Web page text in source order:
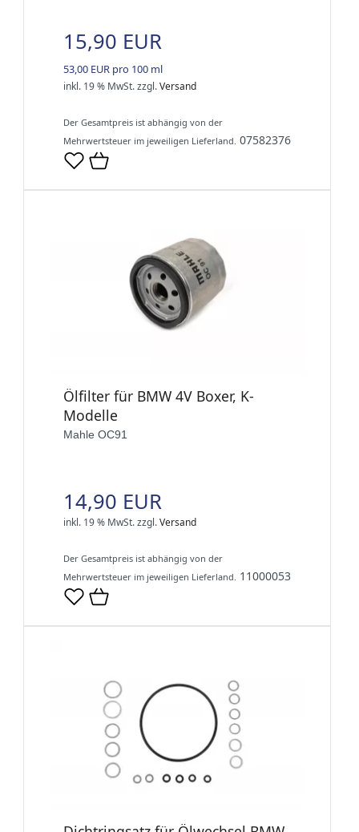
15,90 EUR
53,00 EUR pro 100 ml
inkl. 19 % MwSt.zzgl.Versand
Der Gesamtpreis ist abhängig von der
Mehrwertsteuer im jeweiligen Lieferland. 07582376
Ölfilter für BMW 4V Boxer, K-
Modelle
Mahle OC91
14,90 EUR
inkl. 19 % MwSt.zzgl.Versand
Der Gesamtpreis ist abhängig von der
Mehrwertsteuer im jeweiligen Lieferland. 11000053